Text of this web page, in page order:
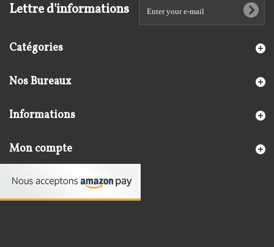
Lettre d'informations
Catégories
Nos Bureaux
Informations
Mon compte